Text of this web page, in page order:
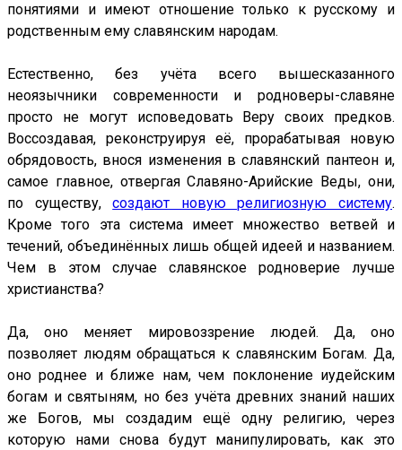
понятиями и имеют отношение только к русскому и
родственным ему славянским народам.
Естественно, без учёта всего вышесказанного
неоязычники современности и родноверы-славяне
просто не могут исповедовать Веру своих предков.
Воссоздавая, реконструируя её, прорабатывая новую
обрядовость, внося изменения в славянский пантеон и,
самое главное, отвергая Славяно-Арийские Веды, они,
по существу,создают новую религиозную систему.
Кроме того эта система имеет множество ветвей и
течений, объединённых лишь общей идеей и названием.
Чем в этом случае славянское родноверие лучше
христианства?
Да, оно меняет мировоззрение людей. Да, оно
позволяет людям обращаться к славянским Богам. Да,
оно роднее и ближе нам, чем поклонение иудейским
богам и святыням, но без учёта древних знаний наших
же Богов, мы создадим ещё одну религию, через
которую нами снова будут манипулировать, как это